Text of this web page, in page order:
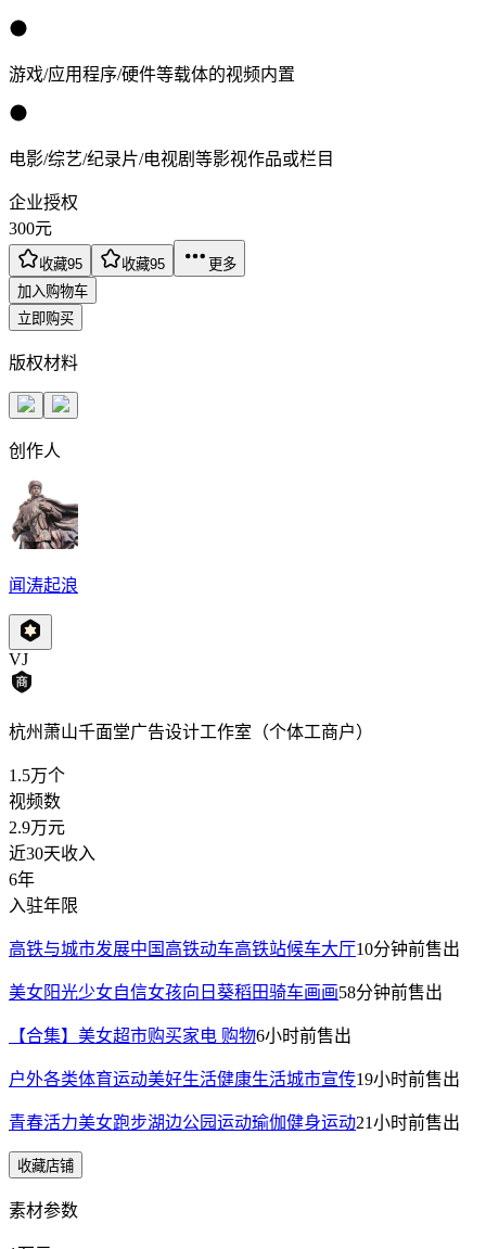
游戏/应用程序/硬件等载体的视频内置
电影/综艺/纪录片/电视剧等影视作品或栏目
企业授权
300元
收藏95 收藏95
更多
加入购物车
立即购买
版权材料
创作人
闻涛起浪
VJ
杭州萧山千面堂广告设计工作室（个体工商户）
1.5万个
视频数
2.9万元
近30天收入
6年
入驻年限
高铁与城市发展中国高铁动车高铁站候车大厅10分钟前售出
美女阳光少女自信女孩向日葵稻田骑车画画58分钟前售出
【合集】美女超市购买家电 购物6小时前售出
户外各类体育运动美好生活健康生活城市宣传19小时前售出
青春活力美女跑步湖边公园运动瑜伽健身运动21小时前售出
收藏店铺
素材参数